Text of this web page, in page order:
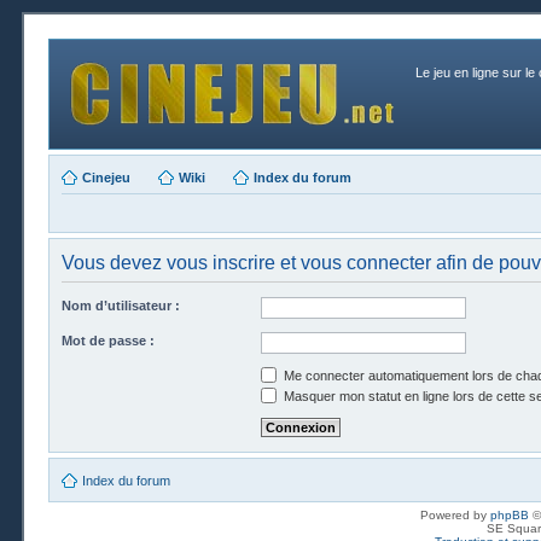
Le jeu en ligne sur le
Cinejeu Wiki Index du forum
Vous devez vous inscrire et vous connecter afin de
Nom d’utilisateur :
Mot de passe :
Me connecter automatiquement lors de
Masquer mon statut en ligne lors de cette
Index du forum
Powered by phpBB
SE